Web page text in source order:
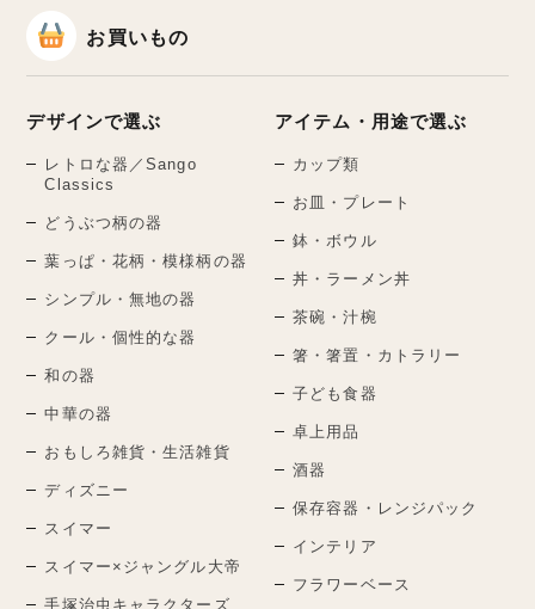
お買いもの
デザインで選ぶ
レトロな器／Sango
Classics
どうぶつ柄の器
葉っぱ・花柄・模様柄の器
シンプル・無地の器
クール・個性的な器
和の器
中華の器
おもしろ雑貨・生活雑貨
ディズニー
スイマー
スイマー×ジャングル大帝
手塚治虫キャラクターズ
アイテム・用途で選ぶ
カップ類
お皿・プレート
鉢・ボウル
丼・ラーメン丼
茶碗・汁椀
箸・箸置・カトラリー
子ども食器
卓上用品
酒器
保存容器・レンジパック
インテリア
フラワーベース